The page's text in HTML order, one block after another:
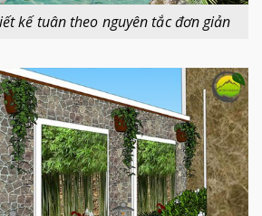
kế tuân theo nguyên tắc đơn giản